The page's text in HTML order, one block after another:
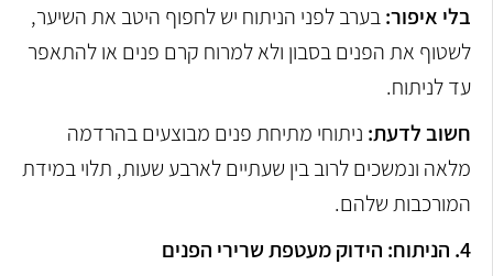
בלי איפור:בערב לפני הניתוח יש לחפוף היטב את השיער,
לשטוף את הפנים בסבון ולא למרוח קרם פנים או להתאפר
עד לניתוח.
חשוב לדעת: ניתוחי מתיחת פנים מבוצעים בהרדמה
מלאה ונמשכים לרוב בין שעתיים לארבע שעות, תלוי במידת
המורכבות שלהם.
4. הניתוח: הידוק מעטפת שרירי הפנים